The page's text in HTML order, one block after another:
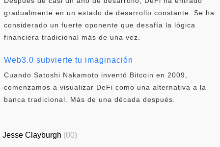
gradualmente en un estado de desarrollo constante. Se ha
considerado un fuerte oponente que desafía la lógica
financiera tradicional más de una vez.
Web3.0 subvierte tu imaginación
Cuando Satoshi Nakamoto inventó Bitcoin en 2009,
comenzamos a visualizar DeFi como una alternativa a la
banca tradicional. Más de una década después.
Jesse Clayburgh (00)